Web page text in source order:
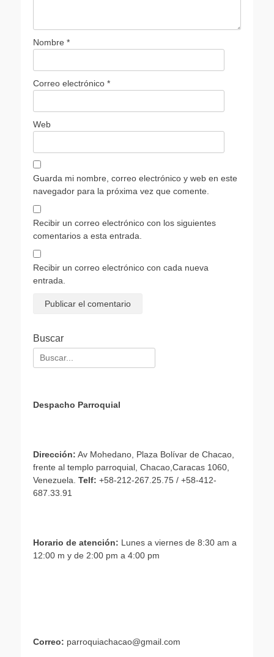
Nombre *
Correo electrónico *
Web
Guarda mi nombre, correo electrónico y web en este
navegador para la próxima vez que comente.
Recibir un correo electrónico con los siguientes
comentarios a esta entrada.
Recibir un correo electrónico con cada nueva
entrada.
Buscar
Buscar:
Despacho Parroquial
Dirección: Av Mohedano, Plaza Bolívar de Chacao,
frente al templo parroquial, Chacao,Caracas 1060,
Venezuela. Telf: +58-212-267.25.75 / +58-412-
687.33.91
Horario de atención: Lunes a viernes de 8:30 am a
12:00 m y de 2:00 pm a 4:00 pm
Correo: parroquiachacao@gmail.com